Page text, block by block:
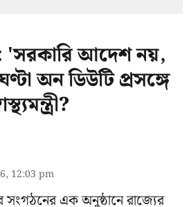
আদেশ নয়,
অন ডিউটি প্রসঙ্গে
12:03 pm
এক অনুষ্ঠানে রাজ্যের